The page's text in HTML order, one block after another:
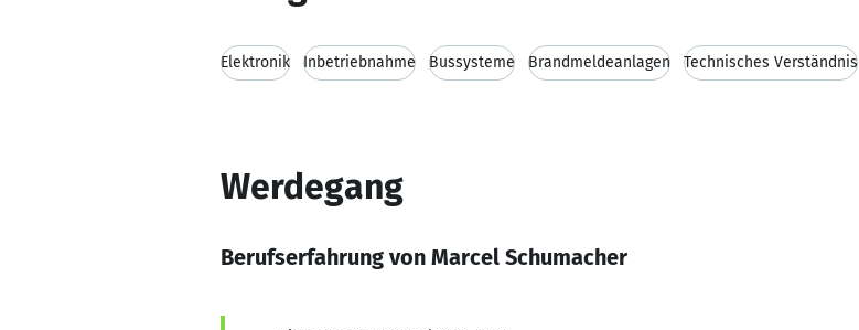
Elektronik Inbetriebnahme Bussysteme Brandmeldeanlagen Technisches Verständnis
Werdegang
Berufserfahrung von Marcel Schumacher